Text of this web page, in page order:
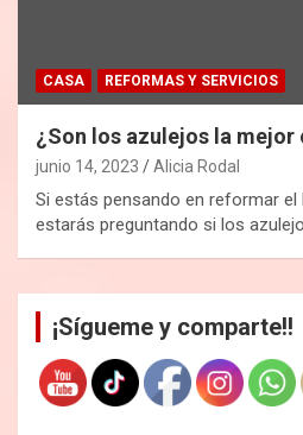
CASA REFORMAS Y SERVICIOS
¿Son los azulejos la mejor
junio 14, 2023 Alicia Rodal
Si estás pensando en reformar el
estarás preguntando si los
¡Sígueme y comparte!!